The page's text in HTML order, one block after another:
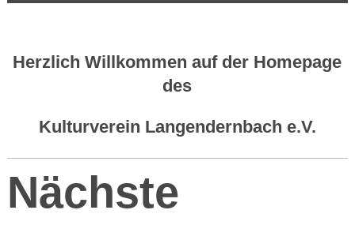
Herzlich Willkommen auf der Homepage
des
Kulturverein Langendernbach e.V.
Nächste